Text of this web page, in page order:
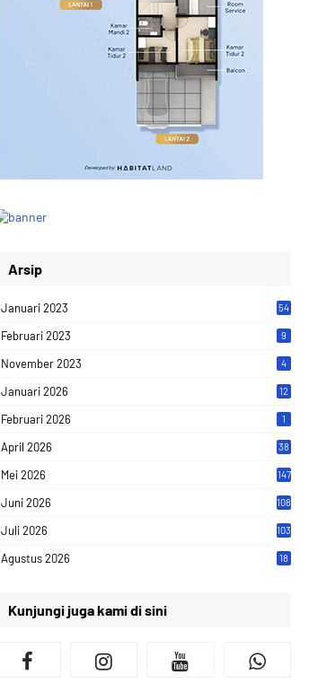
Arsip
Januari 2023 54
Februari 2023 9
November 2023 4
Januari 2026 12
Februari 2026 1
April 2026 38
Mei 2026 147
Juni 2026 108
Juli 2026 103
Agustus 2026 18
Kunjungi juga kami di sini